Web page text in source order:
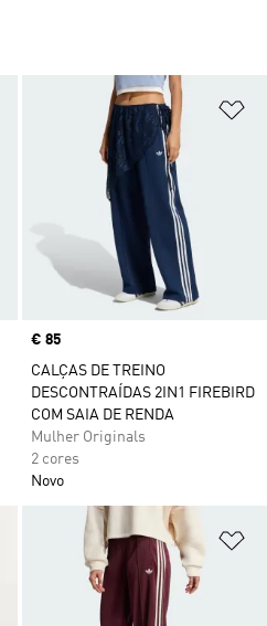
Adicionar à Lista de Desejos
Price
€ 85
CALÇAS DE TREINO
DESCONTRAÍDAS 2IN1 FIREBIRD
COM SAIA DE RENDA
Mulher Originals
2 cores
Novo
Adicionar à Lista de Desejos